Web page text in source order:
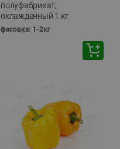
полуфабрикат,
охлажденный 1 кг
фасовка: 1-2кг